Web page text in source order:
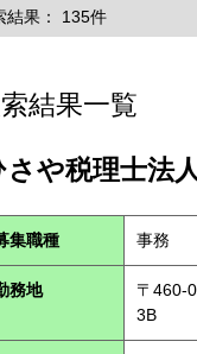
結果： 135件
結果一覧
さや税理士法
集職種 事務
務地
〒460-
3B